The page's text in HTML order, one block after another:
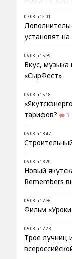
07.08 в 12:01
установят
06.08 в 15:39
Вкус, музыка
«СырФест»
06.08 в 15:18
тарифов?
3
06.08 в 13:47
06.08 в 13:20
Новый
Remembers
05.08 в 17:36
Фильм
05.08 в 17:23
Трое лучниц